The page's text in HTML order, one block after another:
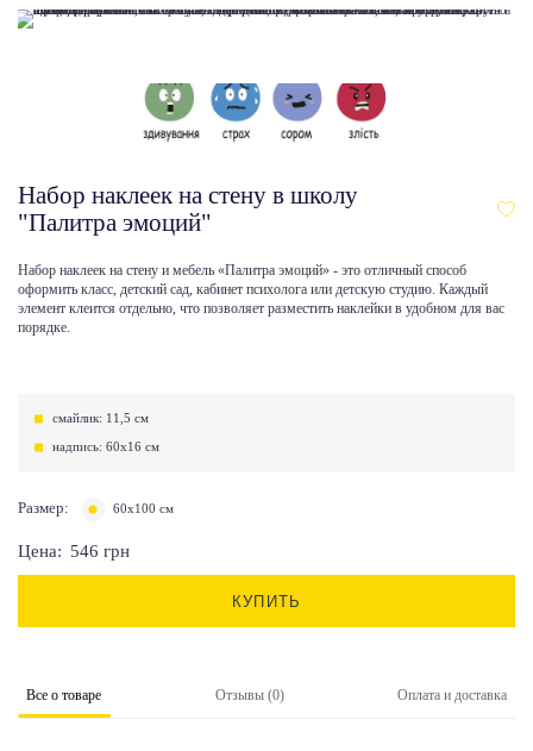
Набор наклеек на стену в школу
"Палитра эмоций"
Набор наклеек на стену и мебель «Палитра эмоций» - это отличный способ
оформить класс, детский сад, кабинет психолога или детскую студию. Каждый
элемент клеится отдельно, что позволяет разместить наклейки в удобном для вас
порядке.
смайлик: 11,5 см
надпись: 60х16 см
Размер: 60х100 см
Цена: 546 грн
КУПИТЬ
Все о товаре Отзывы (0) Оплата и доставка